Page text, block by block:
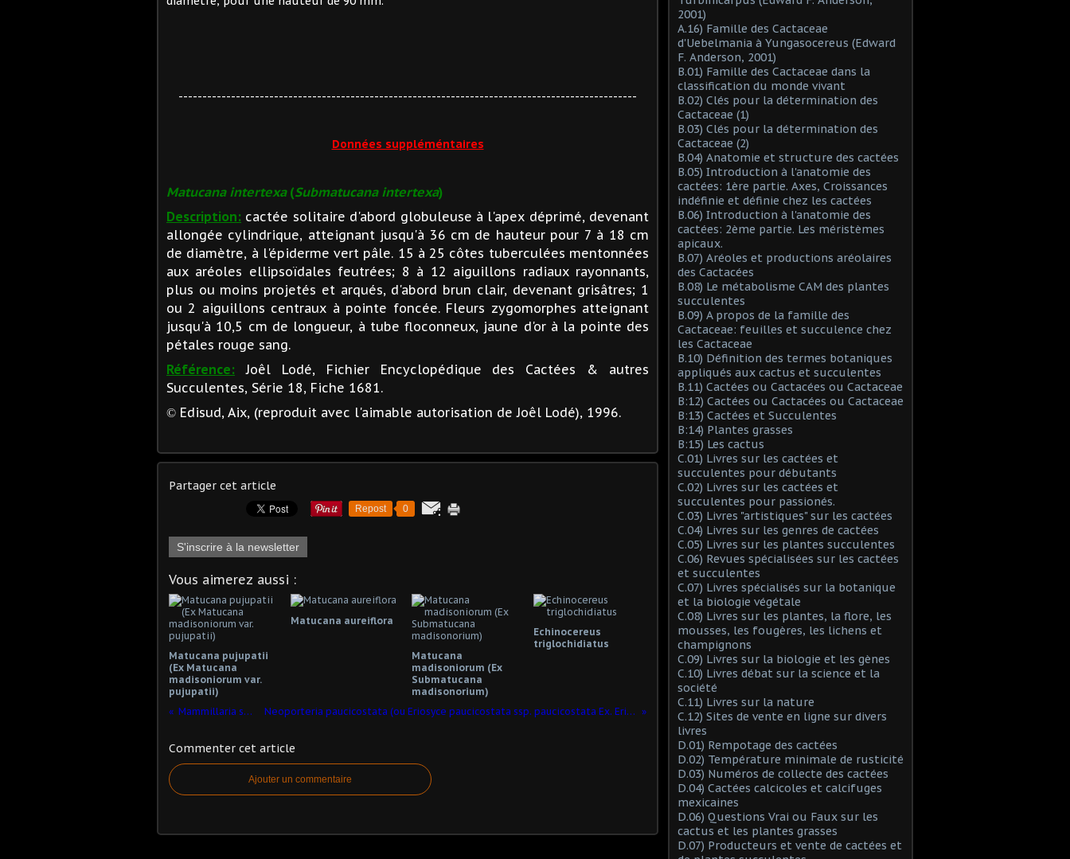
------------------------------------------------------------------------------------------------
Données suppléméntaires
Matucana intertexa (Submatucana intertexa)
Description: cactée solitaire d'abord globuleuse à l'apex déprimé, devenant
allongée cylindrique, atteignant jusqu'à 36 cm de hauteur pour 7 à 18 cm
de diamètre, à l'épiderme vert pâle. 15 à 25 côtes tuberculées mentonnées
aux aréoles ellipsoïdales feutrées; 8 à 12 aiguillons radiaux rayonnants,
plus ou moins projetés et arqués, d'abord brun clair, devenant grisâtres; 1
ou 2 aiguillons centraux à pointe foncée. Fleurs zygomorphes atteignant
jusqu'à 10,5 cm de longueur, à tube floconneux, jaune d'or à la pointe des
pétales rouge sang.
Référence: Joêl Lodé, Fichier Encyclopédique des Cactées & autres
Succulentes, Série 18, Fiche 1681.
© Edisud, Aix, (reproduit avec l'aimable autorisation de Joêl Lodé), 1996.
Partager cet article
Repost 0
S'inscrire à la newsletter
Vous aimerez aussi :
Matucana pujupatii
(Ex Matucana
madisoniorum var.
pujupatii)
Matucana aureiflora
Matucana
madisoniorum (Ex
Submatucana
madisonorium)
Echinocereus
triglochidiatus
Mammillaria sempervivi Neoporteria paucicostata (ou Eriosyce paucicostata ssp. paucicostata Ex. Eriosyce taltalensis ssp. paucicostata)
Commenter cet article
Ajouter un commentaire
2001)
A.16) Famille des Cactaceae
d'Uebelmania à Yungasocereus (Edward
F. Anderson, 2001)
B.01) Famille des Cactaceae dans la
classification du monde vivant
B.02) Clés pour la détermination des
Cactaceae (1)
B.03) Clés pour la détermination des
Cactaceae (2)
B.04) Anatomie et structure des cactées
B.05) Introduction à l'anatomie des
cactées: 1ère partie. Axes, Croissances
indéfinie et définie chez les cactées
B.06) Introduction à l'anatomie des
cactées: 2ème partie. Les méristèmes
apicaux.
B.07) Aréoles et productions aréolaires
des Cactacées
B.08) Le métabolisme CAM des plantes
succulentes
B.09) A propos de la famille des
Cactaceae: feuilles et succulence chez
les Cactaceae
B.10) Définition des termes botaniques
appliqués aux cactus et succulentes
B.11) Cactées ou Cactacées ou Cactaceae
B:12) Cactées ou Cactacées ou Cactaceae
B:13) Cactées et Succulentes
B:14) Plantes grasses
B:15) Les cactus
C.01) Livres sur les cactées et
succulentes pour débutants
C.02) Livres sur les cactées et
succulentes pour passionés.
C.03) Livres "artistiques" sur les cactées
C.04) Livres sur les genres de cactées
C.05) Livres sur les plantes succulentes
C.06) Revues spécialisées sur les cactées
et succulentes
C.07) Livres spécialisés sur la botanique
et la biologie végétale
C.08) Livres sur les plantes, la flore, les
mousses, les fougères, les lichens et
champignons
C.09) Livres sur la biologie et les gènes
C.10) Livres débat sur la science et la
société
C.11) Livres sur la nature
C.12) Sites de vente en ligne sur divers
livres
D.01) Rempotage des cactées
D.02) Température minimale de rusticité
D.03) Numéros de collecte des cactées
D.04) Cactées calcicoles et calcifuges
mexicaines
D.06) Questions Vrai ou Faux sur les
cactus et les plantes grasses
D.07) Producteurs et vente de cactées et